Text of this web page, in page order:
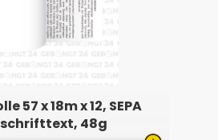
57 x 18m x 12, SEPA
48g